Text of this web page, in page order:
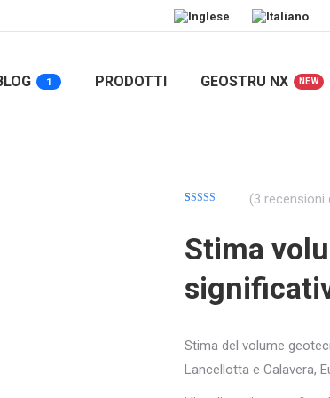
1 PRODOTTI GEOSTRU NX NEW
Stima
su base di
recensioni
(3 recensioni
Stima del volume
Lancellotta e Calavera,